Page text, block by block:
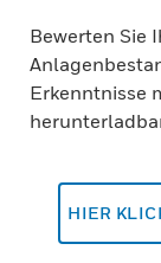
Bewerten Sie
Erkenntnisse
HIER